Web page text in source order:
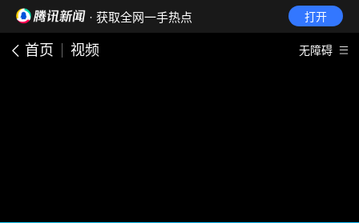
· 获取全网一手热点 打开
首页 视频 无障碍